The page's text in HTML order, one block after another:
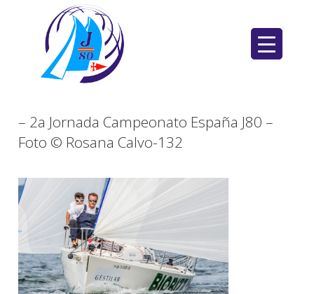
– 2a Jornada Campeonato España J80 –
Foto © Rosana Calvo-132